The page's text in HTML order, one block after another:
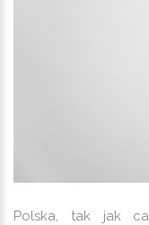
Polska, tak jak